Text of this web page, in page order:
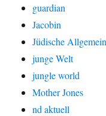
guardian
Jacobin
Jüdische
junge Welt
jungle world
Mother Jones
nd aktuell